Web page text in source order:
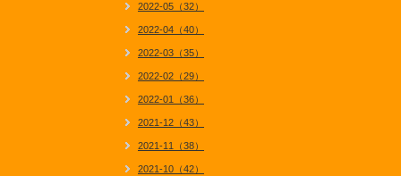
2022-05（32）
2022-04（40）
2022-03（35）
2022-02（29）
2022-01（36）
2021-12（43）
2021-11（38）
2021-10（42）